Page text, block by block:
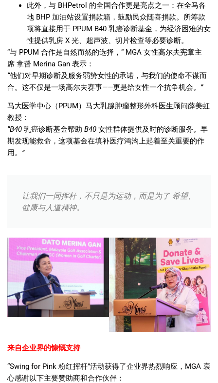
此外，与 BHPetrol 的全国合作更是亮点之一：在全马各
地 BHP 加油站设置捐款箱，鼓励民众随喜捐款。所筹款
项将直接用于 PPUM B40 乳癌诊断基金，为经济困难的女
性提供乳房 X 光、超声波、切片检查等必要诊断。
“与 PPUM 合作是自然而然的选择， ” MGA 女性高尔夫宪章主
席 拿督 Merina Gan 表示：
“他们对早期诊断及服务弱势女性的承诺，与我们的使命不谋而
合。这不仅是一场高尔夫赛事——更是给女性一个抗争机会。 ”
马大医学中心（PPUM）马大乳腺肿瘤整形外科医生顾问薛美虹
教授：
“B40 乳癌诊断基金帮助 B40 女性群体提供及时的诊断服务。早
期发现能救命，这项基金在填补医疗鸿沟上起着至关重要的作
用。 ”
让我们一同挥杆，不只是为运动，而是为了 希望、
健康与人道精神。
来自企业界的慷慨支持
“Swing for Pink 粉红挥杆”活动获得了企业界热烈响应， MGA 衷
心感谢以下主要赞助商和合作伙伴：